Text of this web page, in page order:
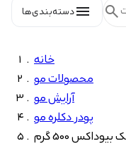
menuدسته‌بندی‌ها search
خانه
محصولات مو
آرایش مو
پودر دکلره مو
500 گرم